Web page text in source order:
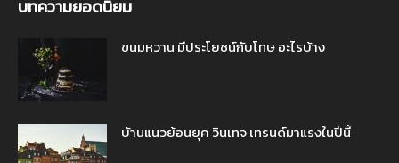
บทความยอดนิยม
ขนมหวาน มีประโยชน์กับโทษ อะไรบ้าง
บ้านแนวย้อนยุค วินเทจ เทรนด์มาแรงในปีนี้